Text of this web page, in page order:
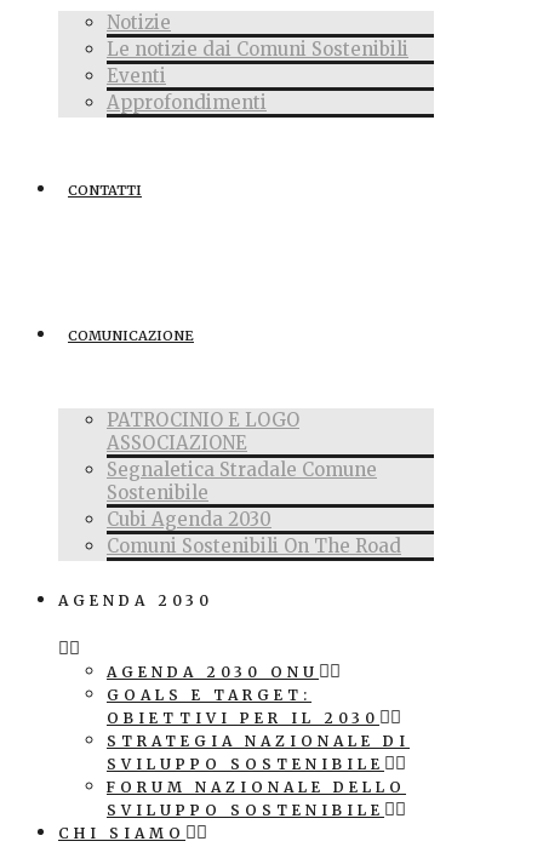
Notizie
Le notizie dai Comuni Sostenibili
Eventi
Approfondimenti
CONTATTI
COMUNICAZIONE
PATROCINIO E LOGO
ASSOCIAZIONE
Segnaletica Stradale Comune
Sostenibile
Cubi Agenda 2030
Comuni Sostenibili On The Road
AGENDA 2030
AGENDA 2030 ONU
GOALS E TARGET:
OBIETTIVI PER IL 2030
STRATEGIA NAZIONALE DI
SVILUPPO SOSTENIBILE
FORUM NAZIONALE DELLO
SVILUPPO SOSTENIBILE
CHI SIAMO